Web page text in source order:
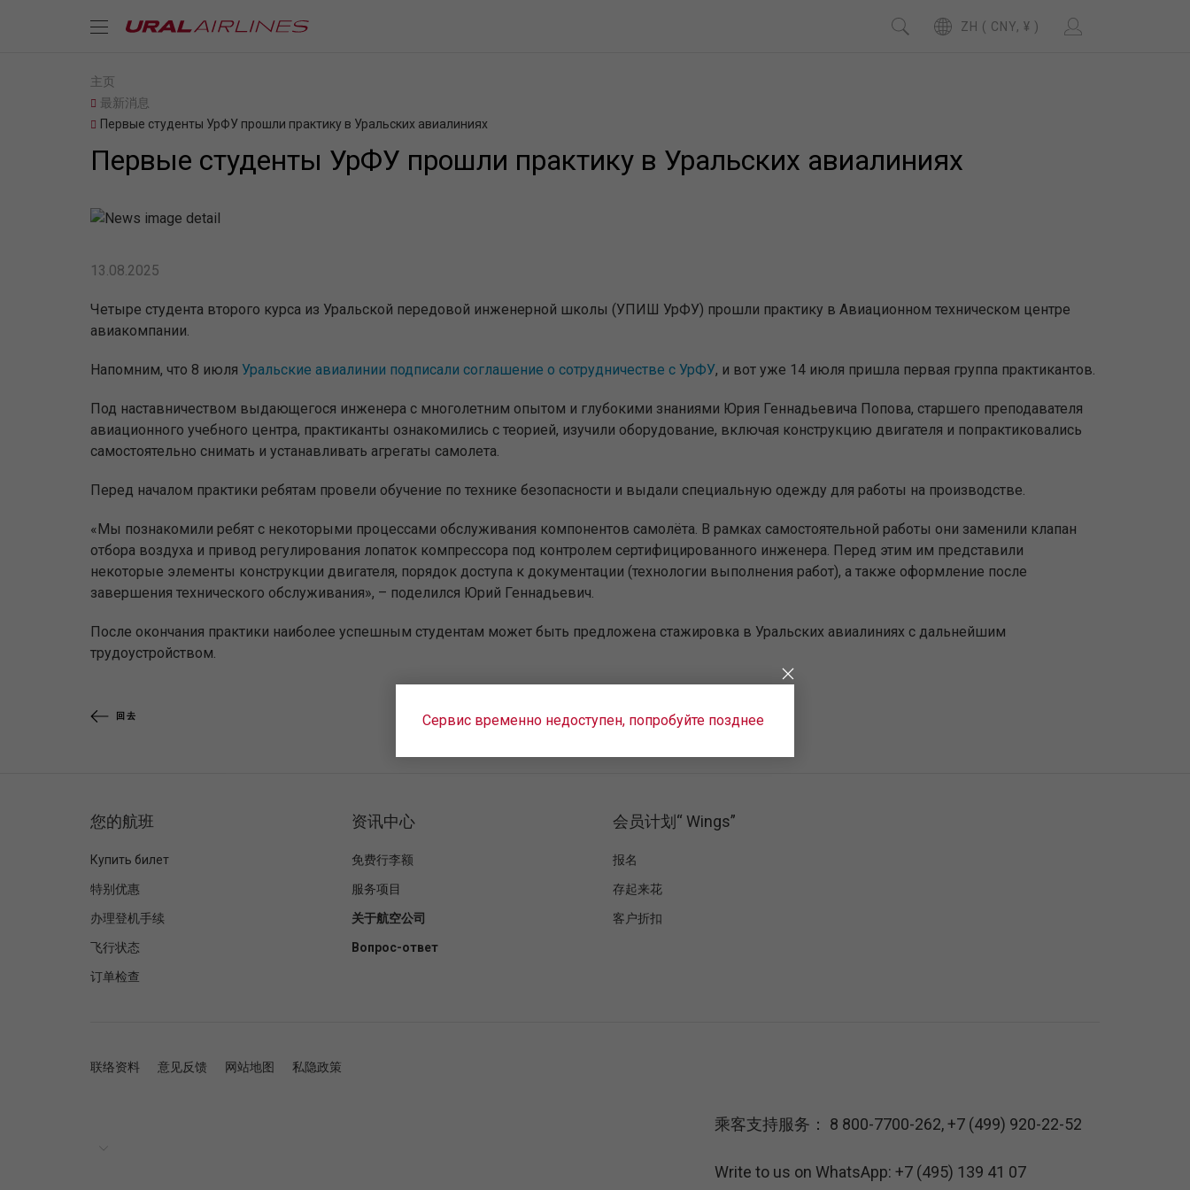
ZH ( CNY, ¥ )
主页
最新消息
Первые студенты УрФУ прошли практику в Уральских авиалиниях
Первые студенты УрФУ прошли практику в Уральских авиалиниях
13.08.2025
Четыре студента второго курса из Уральской передовой инженерной школы (УПИШ УрФУ) прошли практику в Авиационном техническом центре
авиакомпании.
Напомним, что 8 июля Уральские авиалинии подписали соглашение о сотрудничестве с УрФУ, и вот уже 14 июля пришла первая группа практикантов.
Под наставничеством выдающегося инженера с многолетним опытом и глубокими знаниями Юрия Геннадьевича Попова, старшего преподавателя
авиационного учебного центра, практиканты ознакомились с теорией, изучили оборудование, включая конструкцию двигателя и попрактиковались
самостоятельно снимать и устанавливать агрегаты самолета.
Перед началом практики ребятам провели обучение по технике безопасности и выдали специальную одежду для работы на производстве.
«Мы познакомили ребят с некоторыми процессами обслуживания компонентов самолёта. В рамках самостоятельной работы они заменили клапан
отбора воздуха и привод регулирования лопаток компрессора под контролем сертифицированного инженера. Перед этим им представили
некоторые элементы конструкции двигателя, порядок доступа к документации (технологии выполнения работ), а также оформление после
завершения технического обслуживания», – поделился Юрий Геннадьевич.
После окончания практики наиболее успешным студентам может быть предложена стажировка в Уральских авиалиниях с дальнейшим
трудоустройством.
回去 Сервис временно недоступен, попробуйте позднее
您的航班
Купить билет
特别优惠
办理登机手续
飞行状态
订单检查
资讯中心
免费行李额
服务项目
关于航空公司
Вопрос-ответ
会员计划“ Wings”
报名
存起来花
客户折扣
联络资料 意见反馈 网站地图 私隐政策
乘客支持服务： 8 800-7700-262,+7 (499) 920-22-52
Write to us on WhatsApp: +7 (495) 139 41 07